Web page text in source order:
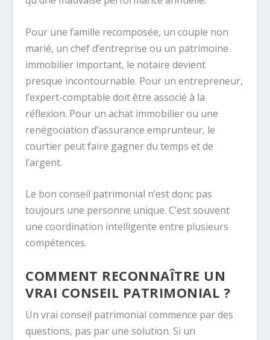
Pour une famille recomposée, un couple non
marié, un chef d’entreprise ou un patrimoine
immobilier important, le notaire devient
presque incontournable. Pour un entrepreneur,
l’expert-comptable doit être associé à la
réflexion. Pour un achat immobilier ou une
renégociation d’assurance emprunteur, le
courtier peut faire gagner du temps et de
l’argent.
Le bon conseil patrimonial n’est donc pas
toujours une personne unique. C’est souvent
une coordination intelligente entre plusieurs
compétences.
COMMENT RECONNAÎTRE UN
VRAI CONSEIL PATRIMONIAL ?
Un vrai conseil patrimonial commence par des
questions, pas par une solution. Si un